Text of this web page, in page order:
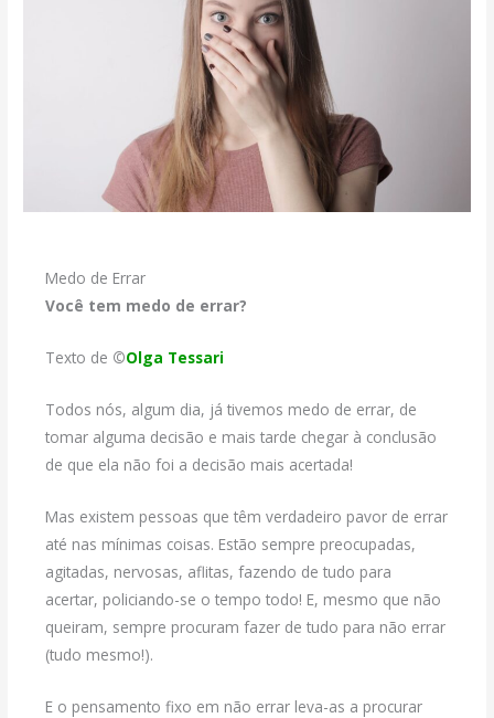
Medo de Errar
Você tem medo de errar?
Texto de ©Olga Tessari
Todos nós, algum dia, já tivemos medo de errar, de
tomar alguma decisão e mais tarde chegar à conclusão
de que ela não foi a decisão mais acertada!
Mas existem pessoas que têm verdadeiro pavor de errar
até nas mínimas coisas. Estão sempre preocupadas,
agitadas, nervosas, aflitas, fazendo de tudo para
acertar, policiando-se o tempo todo! E, mesmo que não
queiram, sempre procuram fazer de tudo para não errar
(tudo mesmo!).
E o pensamento fixo em não errar leva-as a procurar